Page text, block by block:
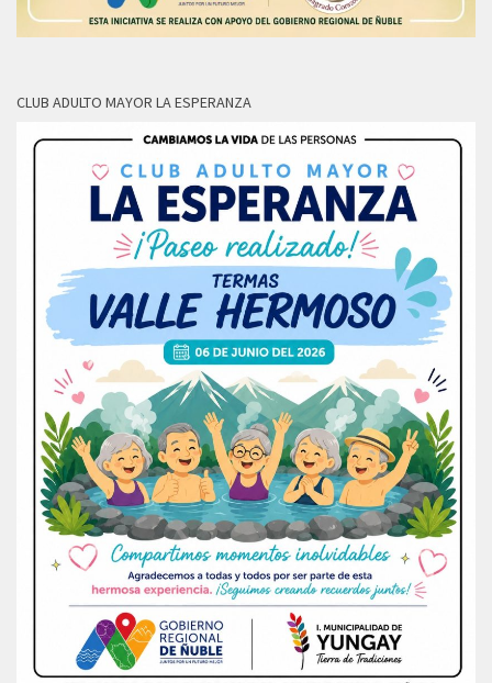
CLUB ADULTO MAYOR LA ESPERANZA